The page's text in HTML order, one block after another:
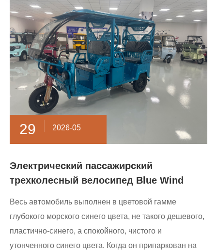
29 2026-05
Электрический пассажирский
трехколесный велосипед Blue Wind
Весь автомобиль выполнен в цветовой гамме
глубокого морского синего цвета, не такого дешевого,
пластично-синего, а спокойного, чистого и
утонченного синего цвета. Когда он припаркован на